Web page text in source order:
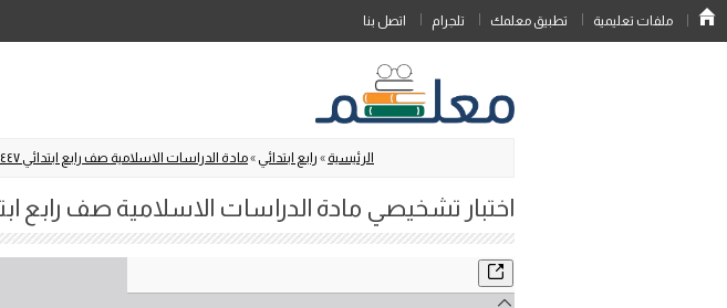
ملفات تعليمية تطبيق معلمك تلجرام اتصل بنا
الرئيسية » رابع ابتدائي »مادة الدراسات الاسلامية صف رابع ابتدائي ١٤٤٧
اختبار تشخيصي مادة الدراسات الاسلامية صف رابع